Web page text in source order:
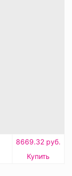
8669.32 руб.
Купить